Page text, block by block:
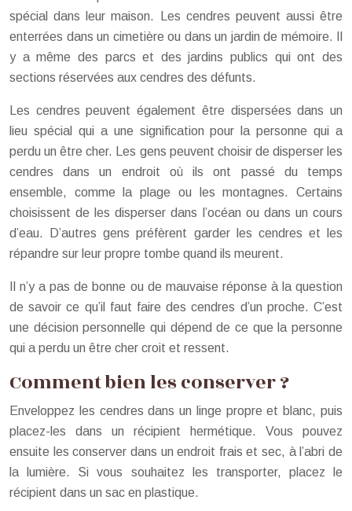
spécial dans leur maison. Les cendres peuvent aussi être
enterrées dans un cimetière ou dans un jardin de mémoire. Il
y a même des parcs et des jardins publics qui ont des
sections réservées aux cendres des défunts.
Les cendres peuvent également être dispersées dans un
lieu spécial qui a une signification pour la personne qui a
perdu un être cher. Les gens peuvent choisir de disperser les
cendres dans un endroit où ils ont passé du temps
ensemble, comme la plage ou les montagnes. Certains
choisissent de les disperser dans l’océan ou dans un cours
d’eau. D’autres gens préfèrent garder les cendres et les
répandre sur leur propre tombe quand ils meurent.
Il n’y a pas de bonne ou de mauvaise réponse à la question
de savoir ce qu’il faut faire des cendres d’un proche. C’est
une décision personnelle qui dépend de ce que la personne
qui a perdu un être cher croit et ressent.
Comment bien les conserver ?
Enveloppez les cendres dans un linge propre et blanc, puis
placez-les dans un récipient hermétique. Vous pouvez
ensuite les conserver dans un endroit frais et sec, à l’abri de
la lumière. Si vous souhaitez les transporter, placez le
récipient dans un sac en plastique.